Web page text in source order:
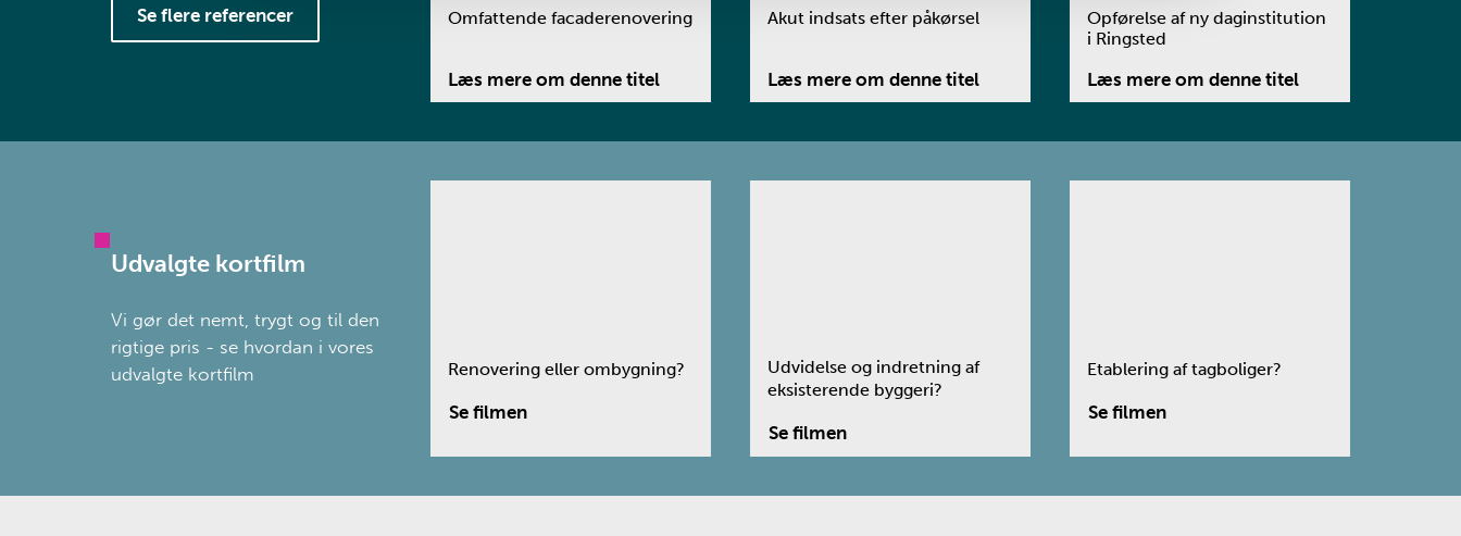
Se flere referencer Omfattende facaderenovering
Læs mere om denne titel
Akut indsats efter påkørsel
Læs mere om denne titel
Opførelse af ny daginstitution
i Ringsted
Læs mere om denne titel
Udvalgte kortfilm
Vi gør det nemt, trygt og til den
rigtige pris - se hvordan i vores
udvalgte kortfilm
Renovering eller ombygning?
Udvidelse og indretning af
eksisterende byggeri?
Etablering af tagboliger?